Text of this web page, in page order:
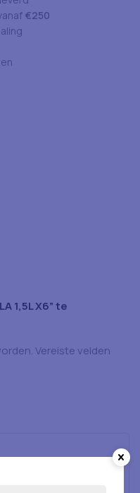
€250
1,5L X6” te
Vereiste velden